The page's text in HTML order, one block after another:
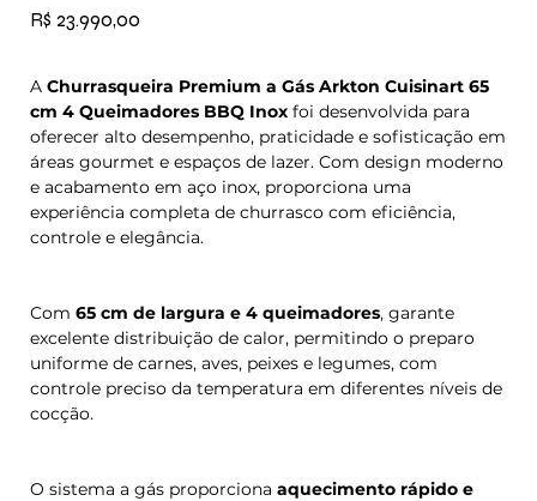
Preço
R$ 23.990,00
A Churrasqueira Premium a Gás Arkton Cuisinart 65
cm 4 Queimadores BBQ Inoxfoi desenvolvida para
oferecer alto desempenho, praticidade e sofisticação em
áreas gourmet e espaços de lazer. Com design moderno
e acabamento em aço inox, proporciona uma
experiência completa de churrasco com eficiência,
controle e elegância.
Com 65 cm de largura e 4 queimadores, garante
excelente distribuição de calor, permitindo o preparo
uniforme de carnes, aves, peixes e legumes, com
controle preciso da temperatura em diferentes níveis de
cocção.
O sistema a gás proporciona aquecimento rápido e